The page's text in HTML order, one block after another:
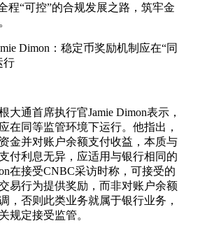
程“可控”的合规发展之路，筑牢金
Dimon：稳定币奖励机制应在“同
行
大通首席执行官Jamie Dimon表示，
在同等监管环境下运行。他指出，
金并对账户余额支付收益，本质与
付利息无异，应适用与银行相同的
在接受CNBC采访时称，可接受的
易行为提供奖励，而非对账户余额
，否则此类业务就属于银行业务，
规定接受监管。